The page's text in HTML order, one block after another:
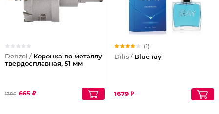
Denzel / Коронка по металлу
твердосплавная, 51 мм
1386 665 ₽
(1)
Dilis / Blue ray
1679 ₽